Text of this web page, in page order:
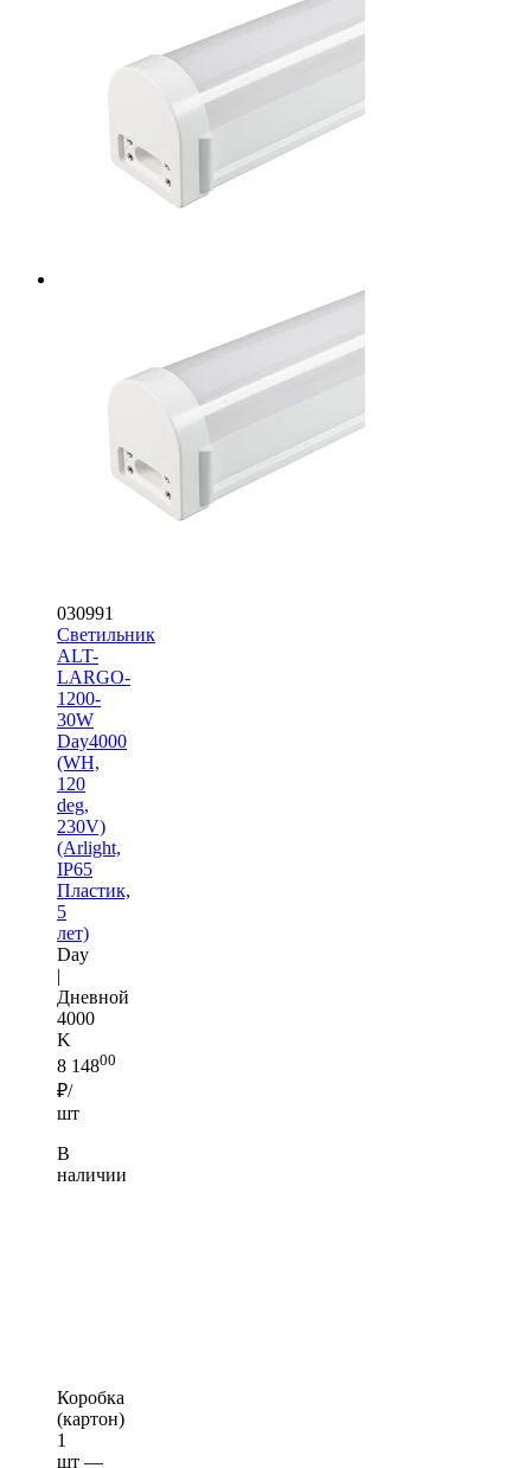
030991
Светильник
ALT-
LARGO-
1200-
30W
Day4000
(WH,
120
deg,
230V)
(Arlight,
IP65
Пластик,
5
лет)
Day
|
Дневной
4000
K
8 14800
₽/
шт
В
наличии
Коробка
(картон)
1
шт —